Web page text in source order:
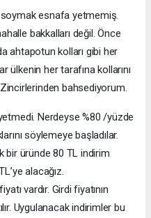
soymak esnafa yetmemiş.
bakkalları değil. Önce
ahtapotun kolları gibi her
ülkenin her tarafına kollarını
bahsediyorum.
Nerdeyse %80 /yüzde
söylemeye başladılar.
bir üründe 80 TL indirim
alacağız.
vardır. Girdi fiyatının
Uygulanacak indirimler bu